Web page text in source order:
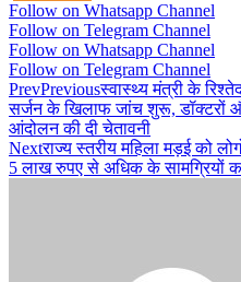
Follow on Whatsapp Channel
Follow on Telegram Channel
Follow on Whatsapp Channel
Follow on Telegram Channel
PrevPreviousस्वास्थ्य मंत्री के
सर्जन के खिलाफ जांच शुरू, डॉक्टरों
आंदोलन की दी चेतावनी
Nextराज्य स्तरीय महिला मड़ई को
5 लाख रुपए से अधिक के सामग्रियों